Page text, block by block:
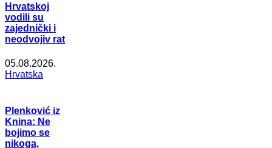
Hrvatskoj
vodili su
zajednički i
neodvojiv rat
05.08.2026.
Hrvatska
Plenković iz
Knina: Ne
bojimo se
nikoga,